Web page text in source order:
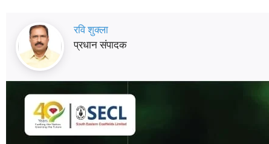
रवि शुक्ला
प्रधान संपादक